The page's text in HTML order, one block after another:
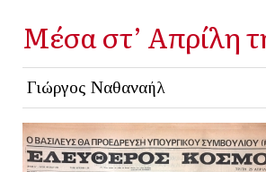
Μέσα στ’ Απρίλη
Γιώργος Ναθαναήλ